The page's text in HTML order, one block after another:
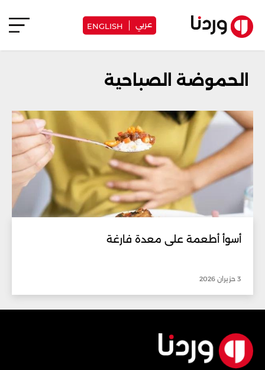
عربي ENGLISH
الحموضة الصباحية
أسوأ أطعمة على معدة فارغة
3 حزيران 2026